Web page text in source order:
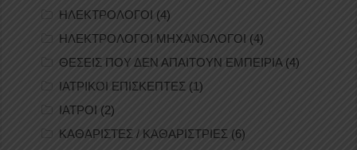
ΗΛΕΚΤΡΟΛΟΓΟΙ (4)
ΗΛΕΚΤΡΟΛΟΓΟΙ ΜΗΧΑΝΟΛΟΓΟΙ (4)
ΘΕΣΕΙΣ ΠΟΥ ΔΕΝ ΑΠΑΙΤΟΥΝ ΕΜΠΕΙΡΙΑ(4)
ΙΑΤΡΙΚΟΙ ΕΠΙΣΚΕΠΤΕΣ (1)
ΙΑΤΡΟΙ (2)
ΚΑΘΑΡΙΣΤΕΣ / ΚΑΘΑΡΙΣΤΡΙΕΣ (6)